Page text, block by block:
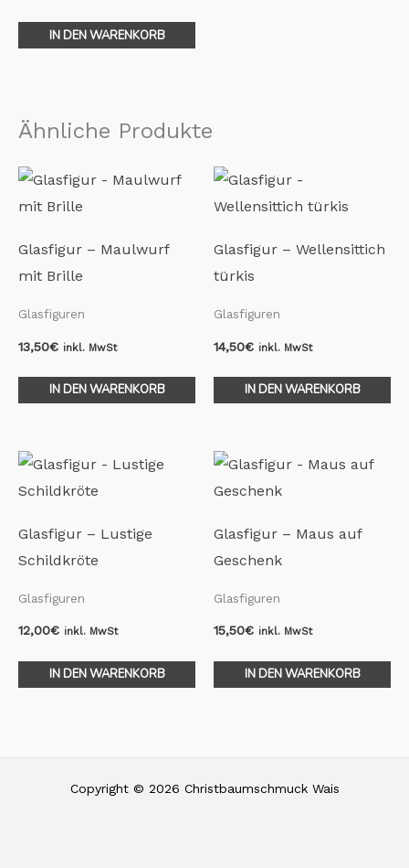
IN DEN WARENKORB
Ähnliche Produkte
Glasfigur – Maulwurf
mit Brille
Glasfiguren
13,50€ inkl. MwSt
IN DEN WARENKORB
Glasfigur – Wellensittich
türkis
Glasfiguren
14,50€ inkl. MwSt
IN DEN WARENKORB
Glasfigur – Lustige
Schildkröte
Glasfiguren
12,00€ inkl. MwSt
IN DEN WARENKORB
Glasfigur – Maus auf
Geschenk
Glasfiguren
15,50€ inkl. MwSt
IN DEN WARENKORB
Copyright © 2026 Christbaumschmuck Wais